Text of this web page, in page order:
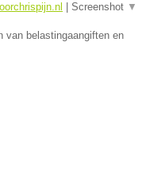
Screenshot ▼
van belastingaangiften en